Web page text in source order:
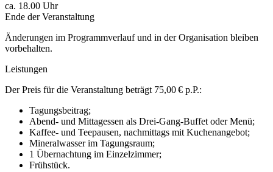
ca. 18.00 Uhr
Ende der Veranstaltung
Änderungen im Programmverlauf und in der Organisation bleiben
vorbehalten.
Leistungen
Der Preis für die Veranstaltung beträgt 75,00 € p.P.:
Tagungsbeitrag;
Abend- und Mittagessen als Drei-Gang-Buffet oder Menü;
Kaffee- und Teepausen, nachmittags mit Kuchenangebot;
Mineralwasser im Tagungsraum;
1 Übernachtung im Einzelzimmer;
Frühstück.